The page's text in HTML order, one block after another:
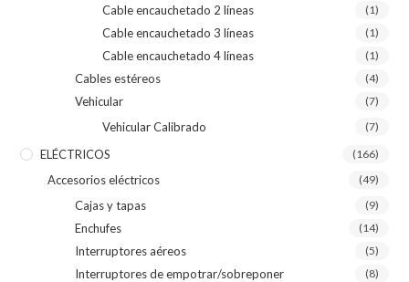
Cable encauchetado 2 líneas (1)
Cable encauchetado 3 líneas (1)
Cable encauchetado 4 líneas (1)
Cables estéreos (4)
Vehicular (7)
Vehicular Calibrado (7)
ELÉCTRICOS (166)
Accesorios eléctricos (49)
Cajas y tapas (9)
Enchufes (14)
Interruptores aéreos (5)
Interruptores de empotrar/sobreponer (8)